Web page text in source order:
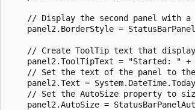
// Display the second panel with a
panel2.BorderStyle =
// Create ToolTip text that
panel2.ToolTipText = "Started: "
// Set the text of the panel to
panel2.Text =
// Set the AutoSize property to
panel2.AutoSize =